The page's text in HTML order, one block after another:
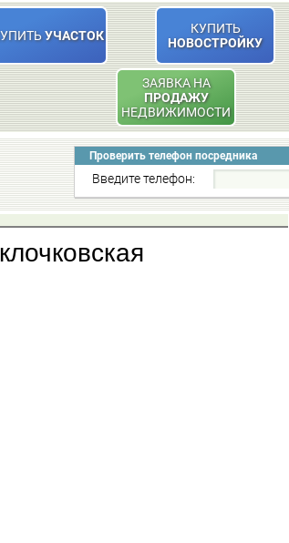
УЧАСТОК
КУПИТЬ
НОВОСТРОЙКУ
ЗАЯВКА НА
ПРОДАЖУ
НЕДВИЖИМОСТИ
Проверить телефон посредника
Введите телефон: